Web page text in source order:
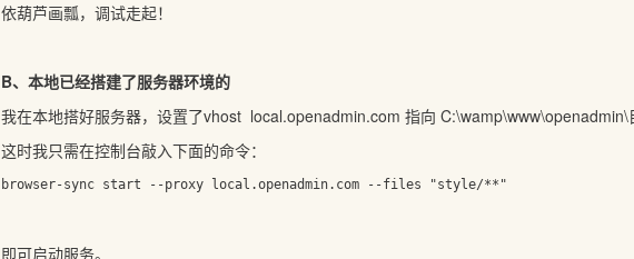
依葫芦画瓢，调试走起！
B、本地已经搭建了服务器环境的
我在本地搭好服务器，设置了vhost local.openadmin.com 指向 C:\wamp\www\openadmin\
这时我只需在控制台敲入下面的命令：
browser-sync start --proxy local.openadmin.com --files "style/**"
即可启动服务。